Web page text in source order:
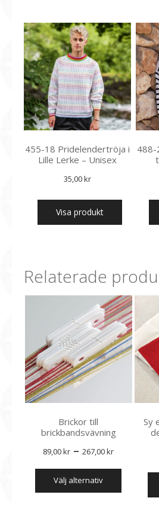
488-
455-18 Pridelendertröja i
Lille Lerke – Unisex
35,00kr
Visa produkt
Relaterade
Brickor till
brickbandsvävning
89,00kr – 267,00kr
89,00 kr
267,00 kr
välj alternativ
Den
Sy